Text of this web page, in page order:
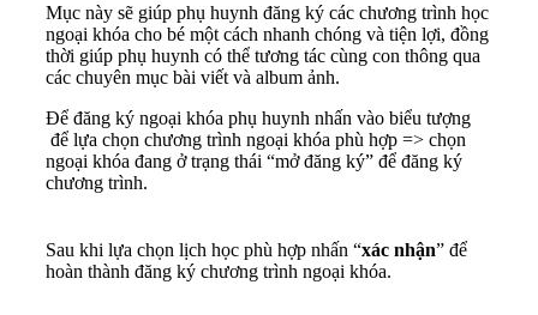
Mục này sẽ giúp phụ huynh đăng ký các chương trình học
ngoại khóa cho bé một cách nhanh chóng và tiện lợi, đồng
thời giúp phụ huynh có thể tương tác cùng con thông qua
các chuyên mục bài viết và album ảnh.
Để đăng ký ngoại khóa phụ huynh nhấn vào biểu tượng
để lựa chọn chương trình ngoại khóa phù hợp => chọn
ngoại khóa đang ở trạng thái “mở đăng ký” để đăng ký
chương trình.
Sau khi lựa chọn lịch học phù hợp nhấn “xác nhận” để
hoàn thành đăng ký chương trình ngoại khóa.